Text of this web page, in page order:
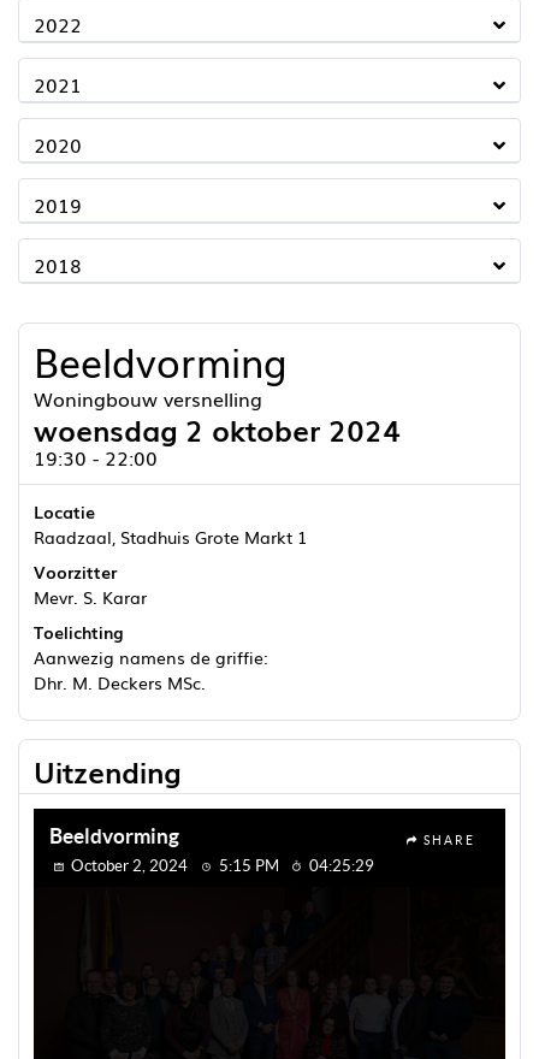
2022
2021
2020
2019
2018
Beeldvorming
Woningbouw versnelling
woensdag 2 oktober 2024
19:30 - 22:00
Locatie
Raadzaal, Stadhuis Grote Markt 1
Voorzitter
Mevr. S. Karar
Toelichting
Aanwezig namens de griffie:
Dhr. M. Deckers MSc.
Uitzending